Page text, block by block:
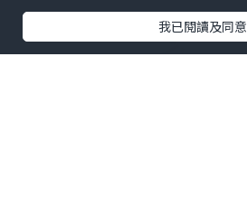
我已閱讀及同意